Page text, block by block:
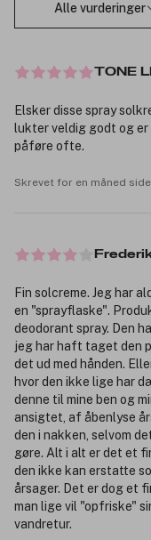
Alle vurderinger
TONE
Elsker disse spray
lukter veldig godt og
påføre ofte.
Skrevet for en måned
Fin solcreme. Jeg har
en "sprayflaske".
deodorant spray. Den
jeg har haft taget den
det ud med hånden.
hvor den ikke lige har
denne til mine ben og
ansigtet, af åbenlyse
den i nakken, selvom
gøre. Alt i alt er det et
den ikke kan erstatte
årsager. Det er dog et
man lige vil "opfriske"
vandretur.